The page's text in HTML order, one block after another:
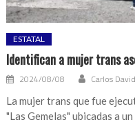
ESTATAL
Identifican a mujer trans
2024/08/08 Carlos
La mujer trans que fue
"Las Gemelas" ubicadas a